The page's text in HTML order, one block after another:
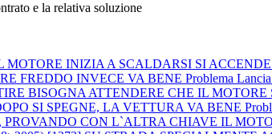
e la relativa soluzione
MOTORE INIZIA A SCALDARSI SI
FREDDO INVECE VA BENE Problema
BISOGNA ATTENDERE CHE IL
SI SPEGNE, LA VETTURA VA BENE
CON L`ALTRA CHIAVE IL